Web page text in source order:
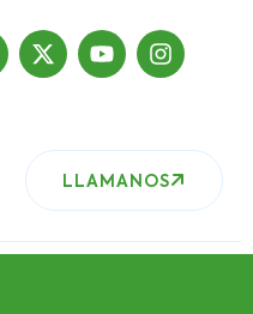
LLAMANOS